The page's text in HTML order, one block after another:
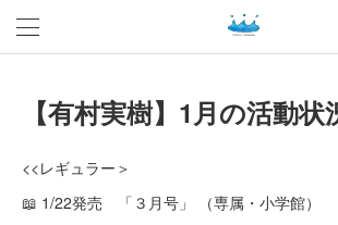
【有村実樹】1月の活動状
<<レギュラー＞
📖 1/22発売 「３月号」 （専属・小学館）